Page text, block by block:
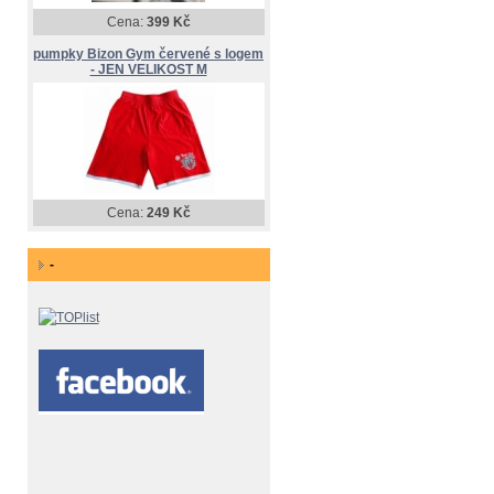
Cena: 399 Kč
pumpky Bizon Gym červené s logem
- JEN VELIKOST M
Cena: 249 Kč
-